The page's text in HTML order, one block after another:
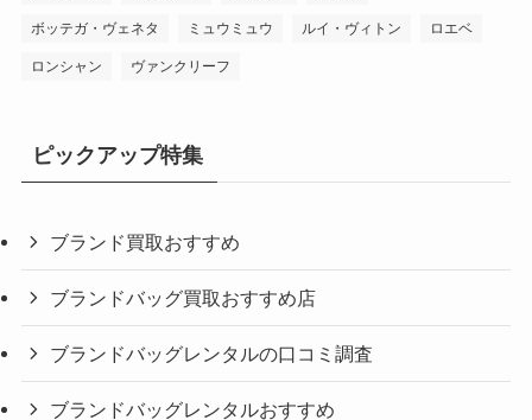
ボッテガ・ヴェネタ ミュウミュウ ルイ・ヴィトン ロエベ
ロンシャン ヴァンクリーフ
ピックアップ特集
ブランド買取おすすめ
ブランドバッグ買取おすすめ店
ブランドバッグレンタルの口コミ調査
ブランドバッグレンタルおすすめ